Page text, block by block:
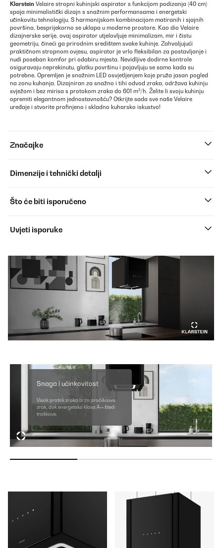
Klarstein Velaire stropni kuhinjski aspirator s funkcijom podizanja (40 cm)
spaja minimalistički dizajn s snažnim performansama i energetski
učinkovitu tehnologiju. S harmonijskom kombinacijom matiranih i sjajnih
površina, besprijekorno se uklapa u moderne prostore. Kao dio Velaire
dizajnerske serije, ovaj aspirator utjelovljuje minimalizam, mir i čistu
geometriju, čineći ga prirodnim središtem svake kuhinje. Zahvaljujući
praktičnom stropnom ovjesu, aspirator je vrlo fleksibilan za postavljanje i
nudi poseban komfor pri odabiru mjesta. Nevidljive dodirne kontrole
osiguravaju neprekinutu, glatku površinu i pojavljuju se samo kada su
potrebne. Opremljen je snažnim LED osvjetljenjem koje pruža jasan pogled
na zonu kuhanja. Dizajniran za snažno i tihi odvod zraka, održava kuhinju
svježom i bez mirisa s protokom zraka do 601 m³/h. Želite li svoju kuhinju
opremiti elegantnom jednostavnošću? Otkrijte sada sve naše Velaire
uređaje i stvorite profinjeno i skladno kuharsko iskustvo!
Značajke
Dimenzije i tehnički detalji
Što će biti isporučeno
Uvjeti isporuke
Snaga i učinkovitost
Visok protok zraka brzo pročišćava
zrak, dok energetska klasa A++ štedi
troškove.